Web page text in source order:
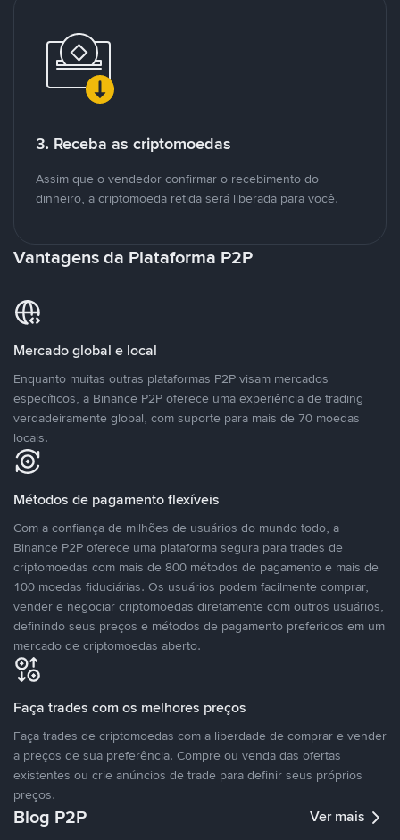
3. Receba as criptomoedas
Assim que o vendedor confirmar o recebimento do
dinheiro, a criptomoeda retida será liberada para você.
Vantagens da Plataforma P2P
Mercado global e local
Enquanto muitas outras plataformas P2P visam mercados
específicos, a Binance P2P oferece uma experiência de trading
verdadeiramente global, com suporte para mais de 70 moedas
locais.
Métodos de pagamento flexíveis
Com a confiança de milhões de usuários do mundo todo, a
Binance P2P oferece uma plataforma segura para trades de
criptomoedas com mais de 800 métodos de pagamento e mais de
100 moedas fiduciárias. Os usuários podem facilmente comprar,
vender e negociar criptomoedas diretamente com outros usuários,
definindo seus preços e métodos de pagamento preferidos em um
mercado de criptomoedas aberto.
Faça trades com os melhores preços
Faça trades de criptomoedas com a liberdade de comprar e vender
a preços de sua preferência. Compre ou venda das ofertas
existentes ou crie anúncios de trade para definir seus próprios
preços.
Blog P2P Ver mais